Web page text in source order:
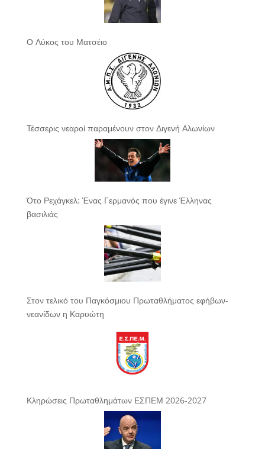
Ο Λύκος του Ματσέιο
Τέσσερις νεαροί παραμένουν στον Διγενή Αλωνίων
Ότο Ρεχάγκελ: Ένας Γερμανός που έγινε Έλληνας
βασιλιάς
Στον τελικό του Παγκόσμιου Πρωταθλήματος εφήβων-
νεανίδων η Καρυώτη
Κληρώσεις Πρωταθλημάτων ΕΣΠΕΜ 2026-2027